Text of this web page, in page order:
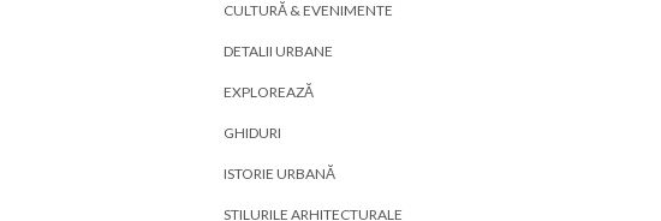
CULTURĂ & EVENIMENTE
DETALII URBANE
EXPLOREAZĂ
GHIDURI
ISTORIE URBANĂ
STILURILE ARHITECTURALE